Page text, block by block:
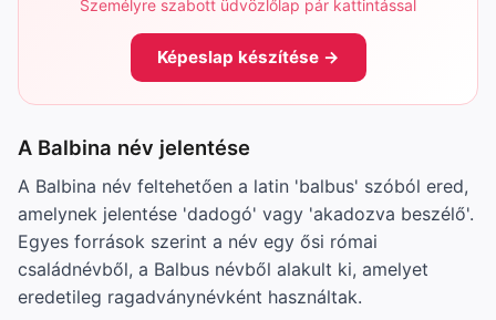
Személyre szabott üdvözlőlap pár kattintással
Képeslap készítése →
A Balbina név jelentése
A Balbina név feltehetően a latin 'balbus' szóból ered,
amelynek jelentése 'dadogó' vagy 'akadozva beszélő'.
Egyes források szerint a név egy ősi római
családnévből, a Balbus névből alakult ki, amelyet
eredetileg ragadványnévként használtak.